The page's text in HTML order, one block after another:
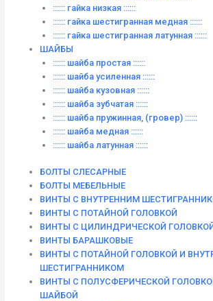
:::::: гайка низкая ::::::
:::::: гайка шестигранная медная ::::::
:::::: гайка шестигранная латунная ::::::
ШАЙБЫ
:::::: шайба простая ::::::
:::::: шайба усиленная ::::::
:::::: шайба кузовная ::::::
:::::: шайба зубчатая ::::::
:::::: шайба пружинная, (гровер) ::::::
:::::: шайба медная ::::::
:::::: шайба латунная ::::::
БОЛТЫ СЛЕСАРНЫЕ
БОЛТЫ МЕБЕЛЬНЫЕ
ВИНТЫ С ВНУТРЕННИМ
ВИНТЫ С ПОТАЙНОЙ ГОЛОВКОЙ
ВИНТЫ С ЦИЛИНДРИЧЕСКОЙ
ВИНТЫ БАРАШКОВЫЕ
ВИНТЫ С ПОТАЙНОЙ ГОЛОВКОЙ И
ШЕСТИГРАННИКОМ
ВИНТЫ С ПОЛУСФЕРИЧЕСКОЙ
ШАЙБОЙ